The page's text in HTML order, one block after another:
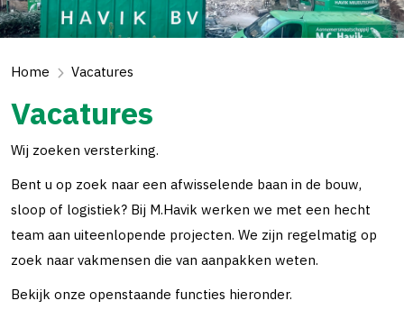
Home Vacatures
Vacatures
Wij zoeken versterking.
Bent u op zoek naar een afwisselende baan in de bouw,
sloop of logistiek? Bij M.Havik werken we met een hecht
team aan uiteenlopende projecten. We zijn regelmatig op
zoek naar vakmensen die van aanpakken weten.
Bekijk onze openstaande functies hieronder.